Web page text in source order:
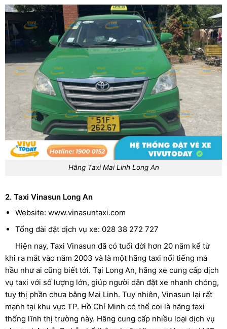
Hãng Taxi Mai Linh Long An
2. Taxi Vinasun Long An
Website: www.vinasuntaxi.com
Tổng đài đặt dịch vụ xe: 028 38 272 727
Hiện nay, Taxi Vinasun đã có tuổi đời hơn 20 năm kể từ
khi ra mắt vào năm 2003 và là một hãng taxi nổi tiếng mà
hầu như ai cũng biết tới. Tại Long An, hãng xe cung cấp dịch
vụ taxi với số lượng lớn, giúp người dân đặt xe nhanh chóng,
tuy thị phần chưa bằng Mai Linh. Tuy nhiên, Vinasun lại rất
mạnh tại khu vực TP. Hồ Chí Minh có thể coi là hãng taxi
thống lĩnh thị trường này. Hãng cung cấp nhiều loại dịch vụ